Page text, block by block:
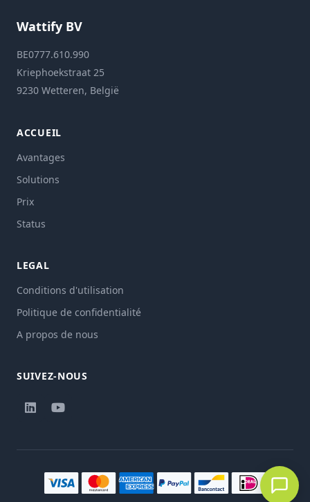
Wattify BV
BE0777.610.990
Kriephoekstraat 25
9230 Wetteren, België
ACCUEIL
Avantages
Solutions
Prix
Status
LEGAL
Conditions d'utilisation
Politique de confidentialité
A propos de nous
SUIVEZ-NOUS